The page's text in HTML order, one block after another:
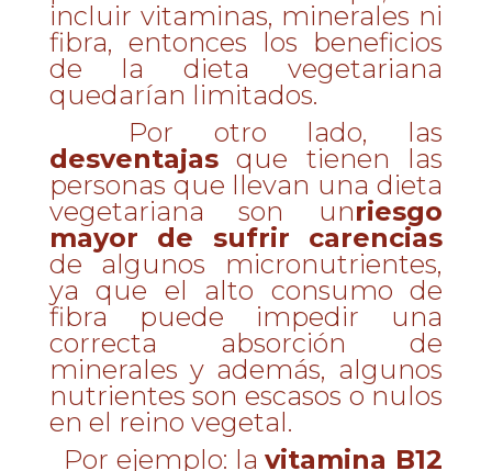
incluir vitaminas, minerales ni
fibra, entonces los beneficios
de la dieta vegetariana
quedarían limitados.
Por otro lado, las
desventajasque tienen las
personas que llevan una dieta
vegetariana son unriesgo
mayor de sufrir carencias
de algunos micronutrientes,
ya que el alto consumo de
fibra puede impedir una
correcta absorción de
minerales y además, algunos
nutrientes son escasos o nulos
en el reino vegetal.
Por ejemplo: lavitamina B12